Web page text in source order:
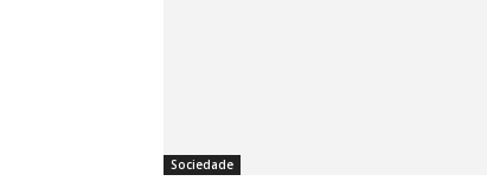
Sociedade